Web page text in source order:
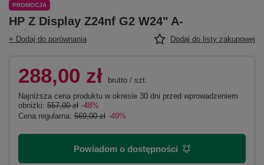
PROMOCJA
HP Z Display Z24nf G2 W24" A-
+ Dodaj do porównania Dodaj do listy zakupowej
288,00 zł brutto / szt.
Najniższa cena produktu w okresie 30 dni przed wprowadzeniem
obniżki: 557,00 zł -48%
Cena regularna: 569,00 zł -49%
Powiadom o dostępności